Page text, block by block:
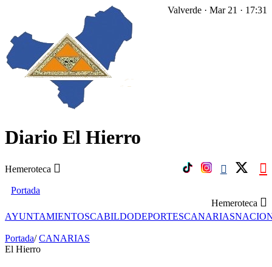
Diario El Hierro
Hemeroteca
Valverde · Mar 21 · 17:31
Portada
Hemeroteca
AYUNTAMIENTOSCABILDODEPORTESCANARIAS
Portada/ CANARIAS
El Hierro